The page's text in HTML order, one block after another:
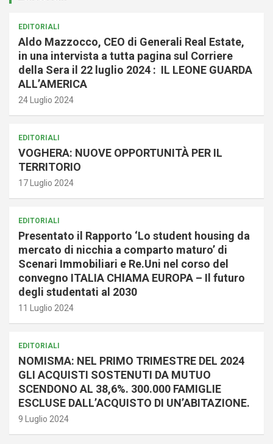
EDITORIALI
Aldo Mazzocco, CEO di Generali Real Estate,
in una intervista a tutta pagina sul Corriere
della Sera il 22 luglio 2024 : IL LEONE GUARDA
ALL’AMERICA
24 Luglio 2024
EDITORIALI
VOGHERA: NUOVE OPPORTUNITÀ PER IL
TERRITORIO
17 Luglio 2024
EDITORIALI
Presentato il Rapporto ‘Lo student housing da
mercato di nicchia a comparto maturo’ di
Scenari Immobiliari e Re.Uni nel corso del
convegno ITALIA CHIAMA EUROPA – Il futuro
degli studentati al 2030
11 Luglio 2024
EDITORIALI
NOMISMA: NEL PRIMO TRIMESTRE DEL 2024
GLI ACQUISTI SOSTENUTI DA MUTUO
SCENDONO AL 38,6%. 300.000 FAMIGLIE
ESCLUSE DALL’ACQUISTO DI UN’ABITAZIONE.
9 Luglio 2024